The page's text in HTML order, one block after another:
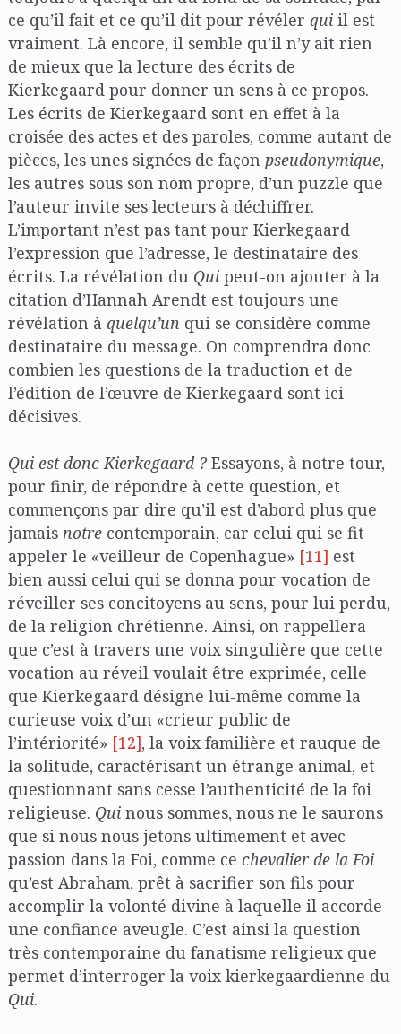
ce qu’il fait et ce qu’il dit pour révéler quiil est
vraiment. Là encore, il semble qu’il n’y ait rien
de mieux que la lecture des écrits de
Kierkegaard pour donner un sens à ce propos.
Les écrits de Kierkegaard sont en effet à la
croisée des actes et des paroles, comme autant de
pièces, les unes signées de façon pseudonymique,
les autres sous son nom propre, d’un puzzle que
l’auteur invite ses lecteurs à déchiffrer.
L’important n’est pas tant pour Kierkegaard
l’expression que l’adresse, le destinataire des
écrits. La révélation du Quipeut-on ajouter à la
citation d’Hannah Arendt est toujours une
révélation à quelqu’un qui se considère comme
destinataire du message. On comprendra donc
combien les questions de la traduction et de
l’édition de l’œuvre de Kierkegaard sont ici
décisives.
Qui est donc Kierkegaard ?Essayons, à notre tour,
pour finir, de répondre à cette question, et
commençons par dire qu’il est d’abord plus que
jamais notre contemporain, car celui qui se fit
appeler le «veilleur de Copenhague» [11] est
bien aussi celui qui se donna pour vocation de
réveiller ses concitoyens au sens, pour lui perdu,
de la religion chrétienne. Ainsi, on rappellera
que c’est à travers une voix singulière que cette
vocation au réveil voulait être exprimée, celle
que Kierkegaard désigne lui-même comme la
curieuse voix d’un «crieur public de
l’intériorité» [12], la voix familière et rauque de
la solitude, caractérisant un étrange animal, et
questionnant sans cesse l’authenticité de la foi
religieuse. Quinous sommes, nous ne le saurons
que si nous nous jetons ultimement et avec
passion dans la Foi, comme ce chevalier de la Foi
qu’est Abraham, prêt à sacrifier son fils pour
accomplir la volonté divine à laquelle il accorde
une confiance aveugle. C’est ainsi la question
très contemporaine du fanatisme religieux que
permet d’interroger la voix kierkegaardienne du
Qui.